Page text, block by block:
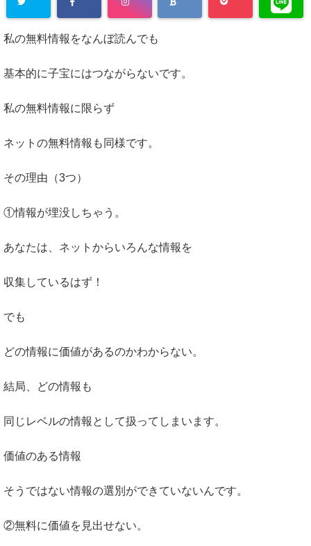
私の無料情報をなんぼ読んでも
基本的に子宝にはつながらないです。
私の無料情報に限らず
ネットの無料情報も同様です。
その理由（3つ）
①情報が埋没しちゃう。
あなたは、ネットからいろんな情報を
収集しているはず！
でも
どの情報に価値があるのかわからない。
結局、どの情報も
同じレベルの情報として扱ってしまいます。
価値のある情報
そうではない情報の選別ができていないんです。
②無料に価値を見出せない。